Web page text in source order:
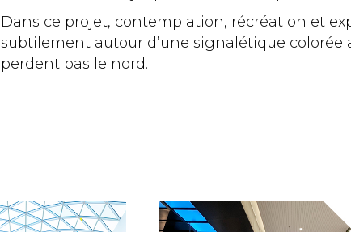
Dans ce projet, contemplation, récréation et
subtilement autour d’une signalétique colorée
perdent pas le nord.